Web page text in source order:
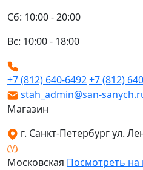
Сб: 10:00 - 20:00
Вс: 10:00 - 18:00
+7 (812) 640-6492+7 (812)
stah_admin@san-
Магазин
г. Санкт-Петербург ул.
Московская Посмотреть на